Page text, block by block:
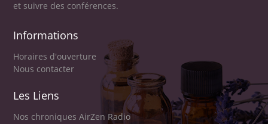
et suivre des conférences.
Informations
Horaires d'ouverture
Nous contacter
Les Liens
Nos chroniques AirZen Radio